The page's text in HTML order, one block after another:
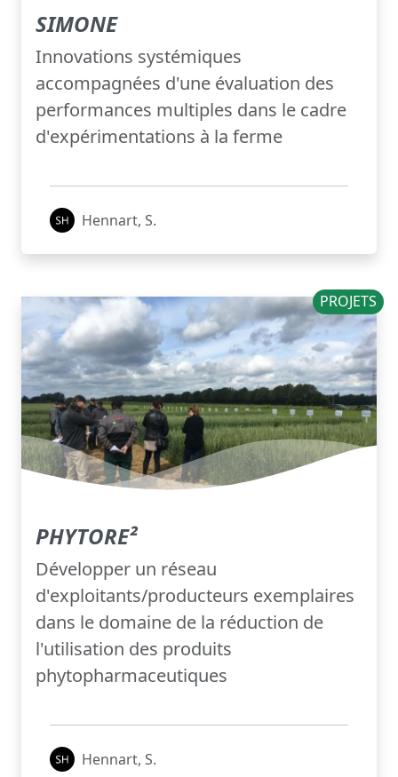
SIMONE
Innovations systémiques
accompagnées d'une évaluation des
performances multiples dans le cadre
d'expérimentations à la ferme
Hennart, S.
PROJETS
PHYTORE²
Développer un réseau
d'exploitants/producteurs exemplaires
dans le domaine de la réduction de
l'utilisation des produits
phytopharmaceutiques
Hennart, S.